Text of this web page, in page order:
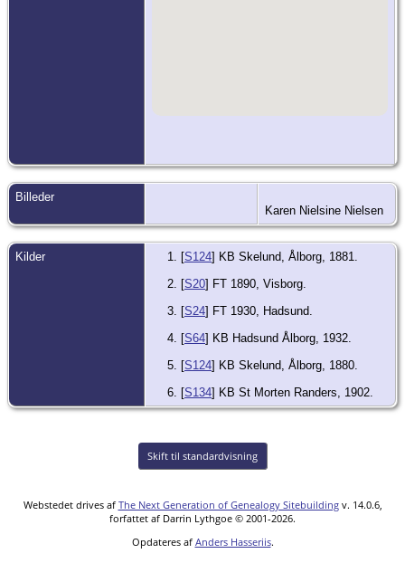
Billeder
Karen Nielsine Nielsen
Kilder [S124] KB Skelund, Ålborg, 1881.
[S20] FT 1890, Visborg.
[S24] FT 1930, Hadsund.
[S64] KB Hadsund Ålborg, 1932.
[S124] KB Skelund, Ålborg, 1880.
[S134] KB St Morten Randers, 1902.
Skift til standardvisning
Webstedet drives af The Next Generation of Genealogy Sitebuildingv. 14.0.6,
forfattet af Darrin Lythgoe © 2001-2026.
Opdateres af Anders Hasseriis.